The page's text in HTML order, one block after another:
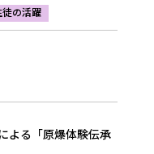
徒の活躍
よる「原爆体験伝承